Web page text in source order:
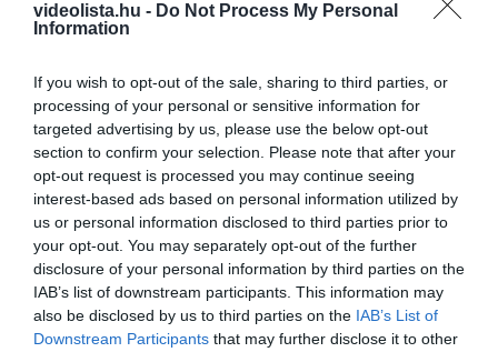
videolista.hu - Do Not Process My Personal
Information
If you wish to opt-out of the sale, sharing to third parties, or
processing of your personal or sensitive information for
targeted advertising by us, please use the below opt-out
section to confirm your selection. Please note that after your
opt-out request is processed you may continue seeing
interest-based ads based on personal information utilized by
us or personal information disclosed to third parties prior to
your opt-out. You may separately opt-out of the further
disclosure of your personal information by third parties on the
IAB’s list of downstream participants. This information may
also be disclosed by us to third parties on the IAB’s List of
Downstream Participants that may further disclose it to other
kihűlni, dermedni a hűtőben.